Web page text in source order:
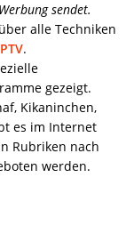
sendet.
alle Techniken
.
gezeigt.
Kikaninchen,
es im Internet
Rubriken nach
werden.